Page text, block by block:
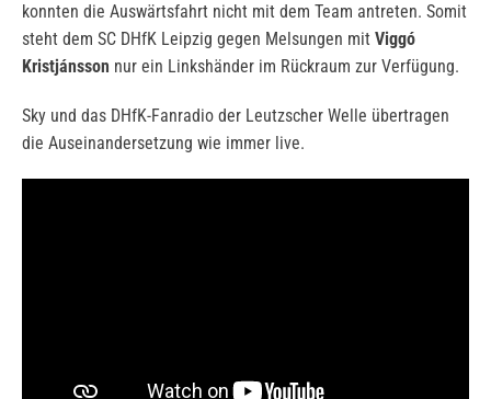
konnten die Auswärtsfahrt nicht mit dem Team antreten. Somit
steht dem SC DHfK Leipzig gegen Melsungen mit Viggó
Kristjánsson nur ein Linkshänder im Rückraum zur Verfügung.
Sky und das DHfK-Fanradio der Leutzscher Welle übertragen
die Auseinandersetzung wie immer live.